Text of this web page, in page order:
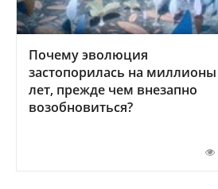
Почему эволюция
застопорилась на миллионы
лет, прежде чем внезапно
возобновиться?